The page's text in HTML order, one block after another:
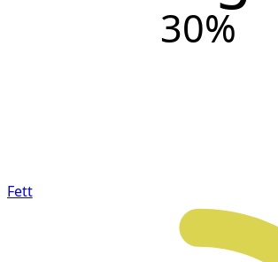
30%
Fett